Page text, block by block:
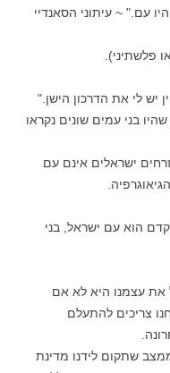
עם." ~ עיתוני הסאנדיי
פלשתיני).
בני עמים שונים נקראו
ישראלים אינם עם
הוא עם ישראל, בני
את עצמנו היא לא אם
צריכים להתעלם
שתקום לידנו מדינת